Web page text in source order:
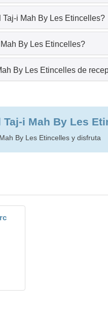
i Mah By Les Etincelles?
By Les Etincelles?
By Les Etincelles de
Taj-i Mah By Les
By Les Etincelles y disfruta